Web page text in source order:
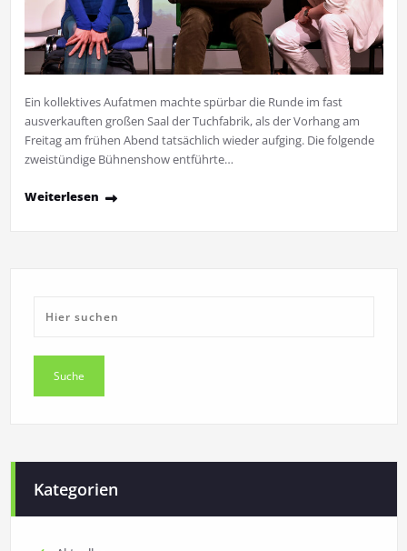
Ein kollektives Aufatmen machte spürbar die Runde im fast
ausverkauften großen Saal der Tuchfabrik, als der Vorhang am
Freitag am frühen Abend tatsächlich wieder aufging. Die folgende
zweistündige Bühnenshow entführte…
Weiterlesen
Kategorien